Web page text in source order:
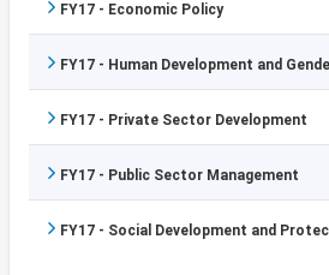
FY17 - Economic Policy
FY17 - Human Development and
FY17 - Private Sector Development
FY17 - Public Sector Management
FY17 - Social Development and